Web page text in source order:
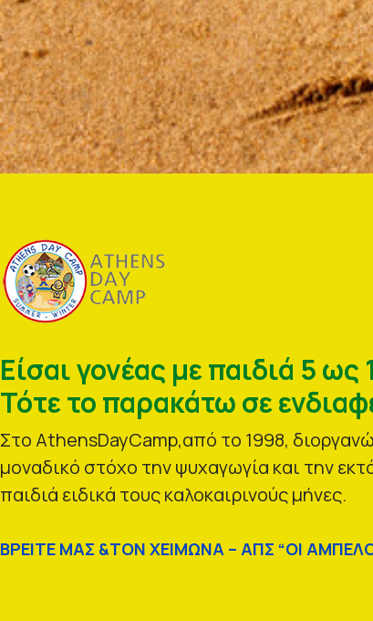
Είσαι γονέας με παιδιά 5 ως
Τότε το παρακάτω σε
Στο AthensDayCamp,από το 1998,
μοναδικό στόχο την ψυχαγωγία και την
παιδιά ειδικά τους καλοκαιρινούς μήνες.
ΒΡΕΙΤΕ ΜΑΣ &ΤΟΝ ΧΕΙΜΩΝΑ – ΑΠΣ “ΟΙ